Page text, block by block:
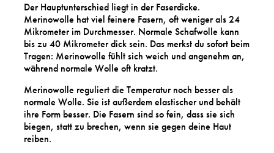
Der Hauptunterschied liegt in der Faserdicke.
Merinowolle hat viel feinere Fasern, oft weniger als 24
Mikrometer im Durchmesser. Normale Schafwolle kann
bis zu 40 Mikrometer dick sein. Das merkst du sofort beim
Tragen: Merinowolle fühlt sich weich und angenehm an,
während normale Wolle oft kratzt.
Merinowolle reguliert die Temperatur noch besser als
normale Wolle. Sie ist außerdem elastischer und behält
ihre Form besser. Die Fasern sind so fein, dass sie sich
biegen, statt zu brechen, wenn sie gegen deine Haut
reiben.